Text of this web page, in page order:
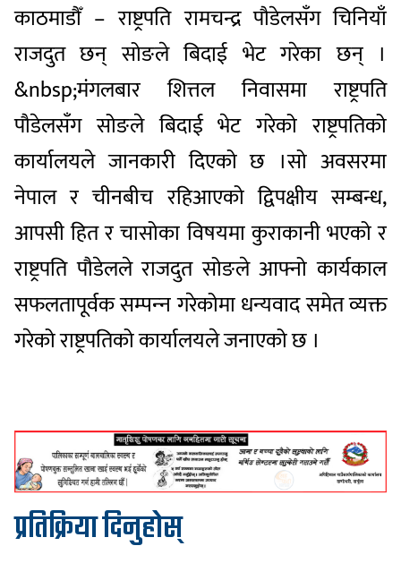
काठमाडौँ – राष्ट्रपति रामचन्द्र पौडेलसँग चिनियाँ
राजदुत छन् सोङले बिदाई भेट गरेका छन् ।
&nbsp;मंगलबार शित्तल निवासमा राष्ट्रपति
पौडेलसँग सोङले बिदाई भेट गरेको राष्ट्रपतिको
कार्यालयले जानकारी दिएको छ ।सो अवसरमा
नेपाल र चीनबीच रहिआएको द्विपक्षीय सम्बन्ध,
आपसी हित र चासोका विषयमा कुराकानी भएको र
राष्ट्रपति पौडेलले राजदुत सोङले आफ्नो कार्यकाल
सफलतापूर्वक सम्पन्‍न गरेकोमा धन्यवाद समेत व्यक्त
गरेको राष्ट्रपतिको कार्यालयले जनाएको छ ।
प्रतिक्रिया दिनुहोस्